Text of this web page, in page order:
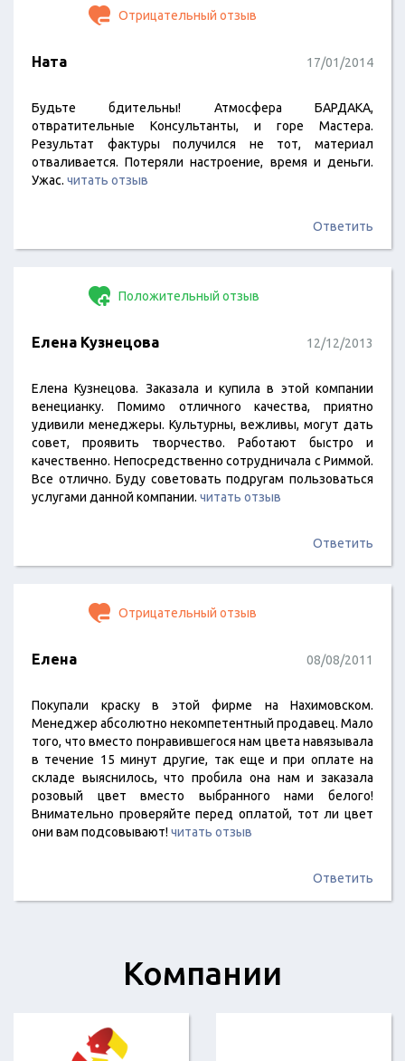
Отрицательный отзыв
Ната 17/01/2014
Будьте бдительны! Атмосфера БАРДАКА,
отвратительные Консультанты, и горе Мастера.
Результат фактуры получился не тот, материал
отваливается. Потеряли настроение, время и деньги.
Ужас. читать отзыв
Ответить
Положительный отзыв
Елена Кузнецова 12/12/2013
Елена Кузнецова. Заказала и купила в этой компании
венецианку. Помимо отличного качества, приятно
удивили менеджеры. Культурны, вежливы, могут дать
совет, проявить творчество. Работают быстро и
качественно. Непосредственно сотрудничала с Риммой.
Все отлично. Буду советовать подругам пользоваться
услугами данной компании. читать отзыв
Ответить
Отрицательный отзыв
Елена 08/08/2011
Покупали краску в этой фирме на Нахимовском.
Менеджер абсолютно некомпетентный продавец. Мало
того, что вместо понравившегося нам цвета навязывала
в течение 15 минут другие, так еще и при оплате на
складе выяснилось, что пробила она нам и заказала
розовый цвет вместо выбранного нами белого!
Внимательно проверяйте перед оплатой, тот ли цвет
они вам подсовывают!читать отзыв
Ответить
Компании